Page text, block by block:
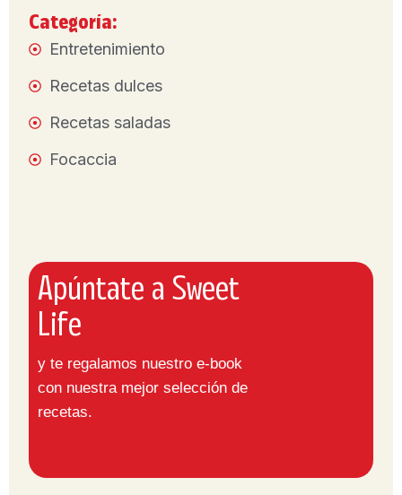
Categoría:
Entretenimiento
Recetas dulces
Recetas saladas
Focaccia
Apúntate a Sweet
Life
y te regalamos nuestro e-book
con nuestra mejor selección de
recetas.